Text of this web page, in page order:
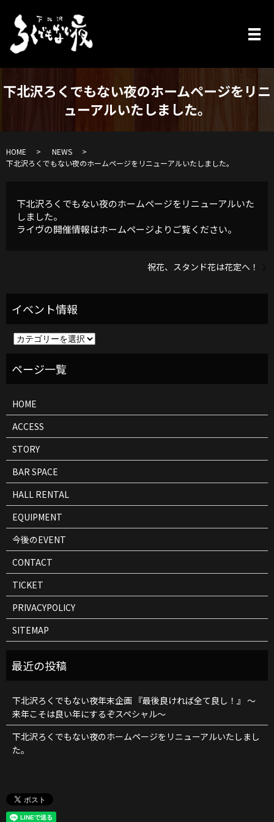
下北沢ろくでもない夜のホームページをリニ
ューアルいたしました。
HOME
NEWS
下北沢ろくでもない夜のホームページをリニューアルいたしました。
下北沢ろくでもない夜のホームページをリニューアルいた
しました。
ライヴの開催情報はホームページよりご覧ください。
祝花、スタンド花は花定へ！
ト
HOME
ACCESS
STORY
BAR SPACE
HALL RENTAL
EQUIPMENT
今後のEVENT
CONTACT
TICKET
PRIVACYPOLICY
SITEMAP
下北沢ろくでもない夜年末企画 『最後良ければ全て良し！』 ～
来年こそは良い年にするぞスペシャル～
下北沢ろくでもない夜のホームページをリニューアルいたしまし
た。